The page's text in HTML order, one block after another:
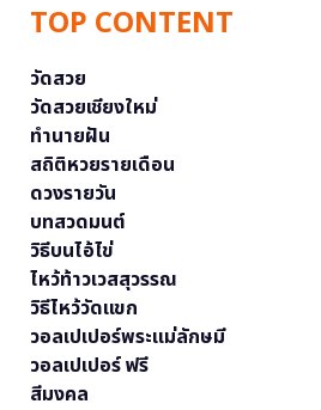
TOP CONTENT
วัดสวย
วัดสวยเชียงใหม่
ทำนายฝัน
สถิติหวยรายเดือน
ดวงรายวัน
บทสวดมนต์
วิธีบนไอ้ไข่
ไหว้ท้าวเวสสุวรรณ
วิธีไหว้วัดแขก
วอลเปเปอร์พระแม่ลักษมี
วอลเปเปอร์ ฟรี
สีมงคล